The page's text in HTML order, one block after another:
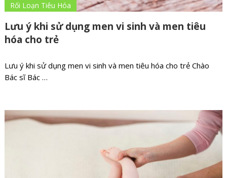
Lưu ý khi sử dụng men vi sinh và men tiêu
hóa cho trẻ
Rối Loạn Tiêu Hóa
Lưu ý khi sử dụng men vi sinh và men tiêu hóa cho trẻ Chào
Bác sĩ Bác …